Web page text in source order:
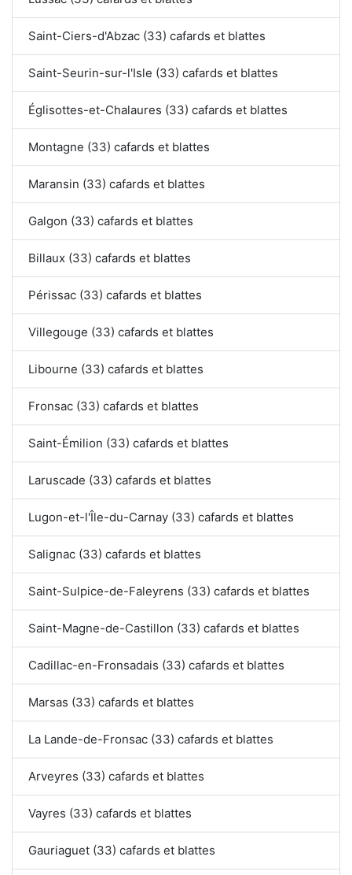
Saint-Ciers-d'Abzac (33) cafards et blattes
Saint-Seurin-sur-l'Isle (33) cafards et blattes
Églisottes-et-Chalaures (33) cafards et blattes
Montagne (33) cafards et blattes
Maransin (33) cafards et blattes
Galgon (33) cafards et blattes
Billaux (33) cafards et blattes
Périssac (33) cafards et blattes
Villegouge (33) cafards et blattes
Libourne (33) cafards et blattes
Fronsac (33) cafards et blattes
Saint-Émilion (33) cafards et blattes
Laruscade (33) cafards et blattes
Lugon-et-l'Île-du-Carnay (33) cafards et blattes
Salignac (33) cafards et blattes
Saint-Sulpice-de-Faleyrens (33) cafards et blattes
Saint-Magne-de-Castillon (33) cafards et blattes
Cadillac-en-Fronsadais (33) cafards et blattes
Marsas (33) cafards et blattes
La Lande-de-Fronsac (33) cafards et blattes
Arveyres (33) cafards et blattes
Vayres (33) cafards et blattes
Gauriaguet (33) cafards et blattes